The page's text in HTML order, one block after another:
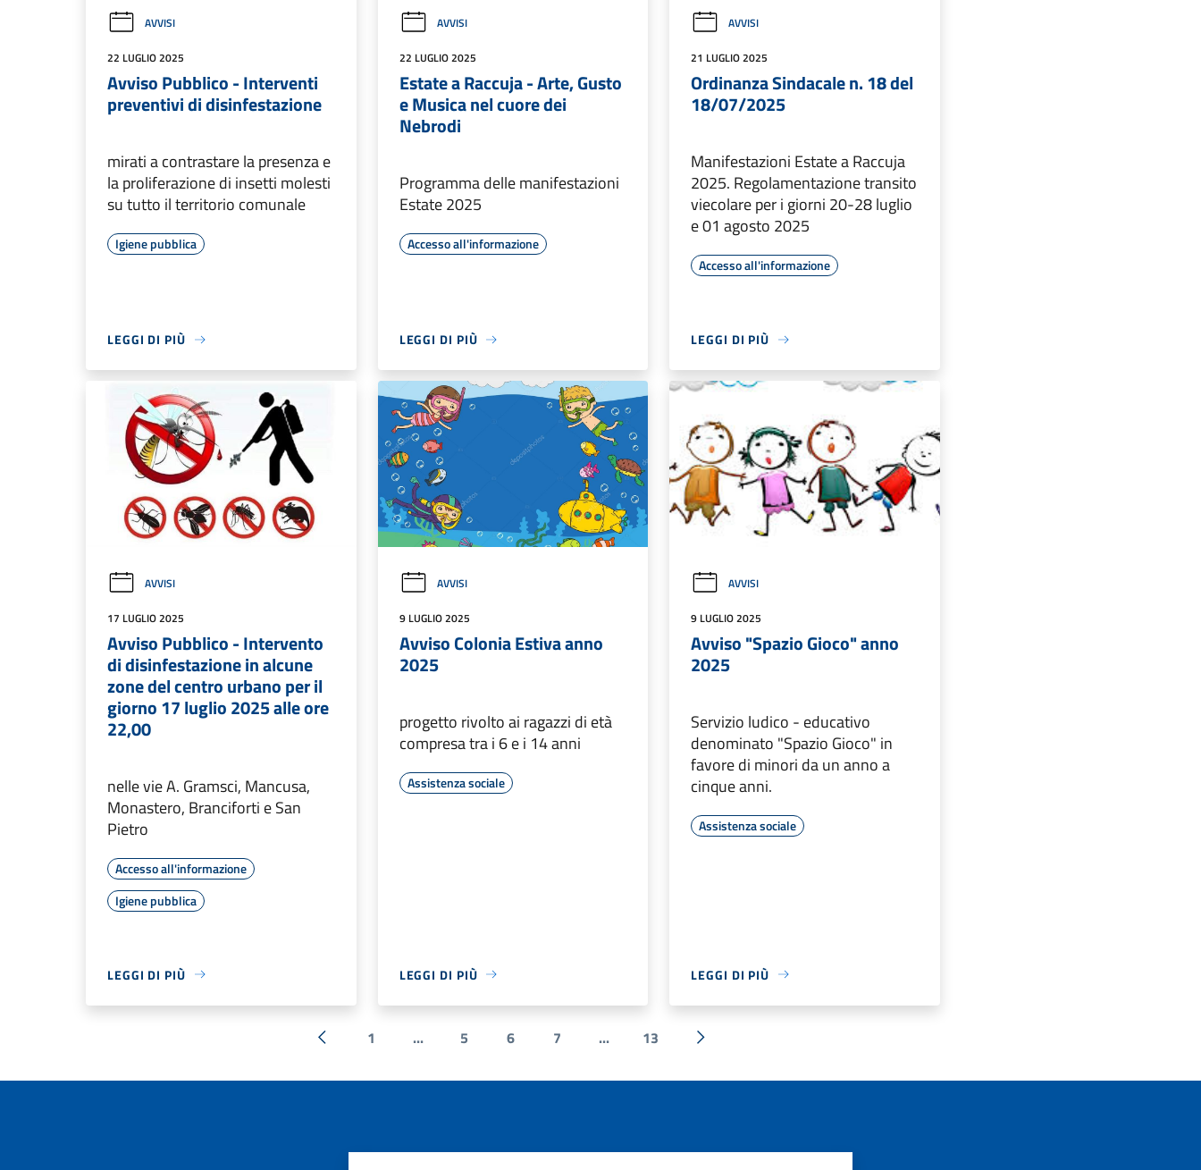
AVVISI
22 LUGLIO 2025
Avviso Pubblico - Interventi
preventivi di disinfestazione
mirati a contrastare la presenza e
la proliferazione di insetti molesti
su tutto il territorio comunale
Igiene pubblica
LEGGI DI PIÙ
AVVISI
22 LUGLIO 2025
Estate a Raccuja - Arte, Gusto
e Musica nel cuore dei
Nebrodi
Programma delle manifestazioni
Estate 2025
Accesso all'informazione
LEGGI DI PIÙ
AVVISI
21 LUGLIO 2025
Ordinanza Sindacale n. 18 del
18/07/2025
Manifestazioni Estate a Raccuja
2025. Regolamentazione transito
viecolare per i giorni 20-28 luglio
e 01 agosto 2025
Accesso all'informazione
LEGGI DI PIÙ
AVVISI
17 LUGLIO 2025
Avviso Pubblico - Intervento
di disinfestazione in alcune
zone del centro urbano per il
giorno 17 luglio 2025 alle ore
22,00
nelle vie A. Gramsci, Mancusa,
Monastero, Branciforti e San
Pietro
Accesso all'informazione
Igiene pubblica
LEGGI DI PIÙ
AVVISI
9 LUGLIO 2025
Avviso Colonia Estiva anno
2025
progetto rivolto ai ragazzi di età
compresa tra i 6 e i 14 anni
Assistenza sociale
LEGGI DI PIÙ
AVVISI
9 LUGLIO 2025
Avviso "Spazio Gioco" anno
2025
Servizio ludico - educativo
denominato "Spazio Gioco" in
favore di minori da un anno a
cinque anni.
Assistenza sociale
LEGGI DI PIÙ
« Precedente
1 ... 5 6 7 ... 13
Successiva »